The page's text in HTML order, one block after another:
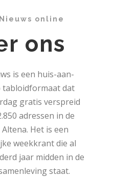
online
ons
is een huis-aan-
tabloidformaat dat
gratis verspreid
adressen in de
Het is een
weekkrant die al
jaar midden in de
staat.